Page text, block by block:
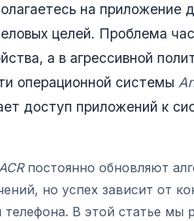
на приложение
целей. Проблема
а в агрессивной
операционной системы
доступ приложений к
постоянно обновляют
но успех зависит от
В этой статье мы